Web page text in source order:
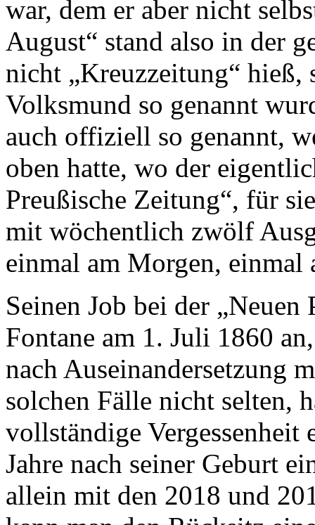
war, dem er aber nicht
August“ stand also in der
nicht „Kreuzzeitung“ hieß,
Volksmund so genannt
auch offiziell so genannt,
oben hatte, wo der
Preußische Zeitung“, für
mit wöchentlich zwölf
einmal am Morgen,
Seinen Job bei der
Fontane am 1. Juli 1860
nach Auseinandersetzung
solchen Fälle nicht selten,
vollständige Vergessenheit
Jahre nach seiner Geburt
allein mit den 2018 und